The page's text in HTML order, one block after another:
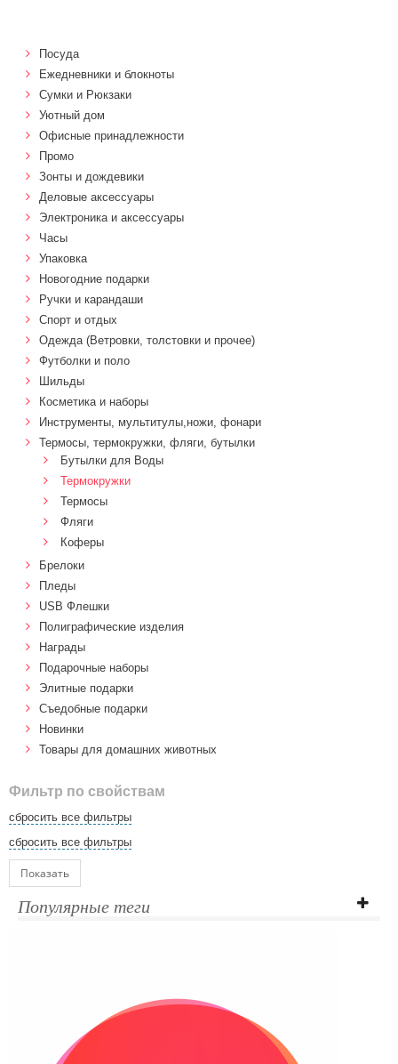
Посуда
Ежедневники и блокноты
Сумки и Рюкзаки
Уютный дом
Офисные принадлежности
Промо
Зонты и дождевики
Деловые аксессуары
Электроника и аксессуары
Часы
Упаковка
Новогодние подарки
Ручки и карандаши
Спорт и отдых
Одежда (Ветровки, толстовки и прочее)
Футболки и поло
Шильды
Косметика и наборы
Инструменты, мультитулы,ножи, фонари
Термосы, термокружки, фляги, бутылки
Бутылки для Воды
Термокружки
Термосы
Фляги
Коферы
Брелоки
Пледы
USB Флешки
Полиграфические изделия
Награды
Подарочные наборы
Элитные подарки
Cъедобные подарки
Новинки
Товары для домашних животных
Фильтр по свойствам
сбросить все фильтры
сбросить все фильтры
Показать
Популярные теги